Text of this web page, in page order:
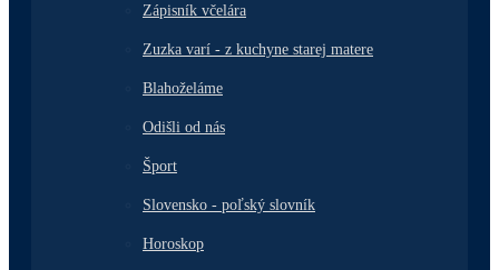
Zápisník včelára
Zuzka varí - z kuchyne starej matere
Blahoželáme
Odišli od nás
Šport
Slovensko - poľský slovník
Horoskop